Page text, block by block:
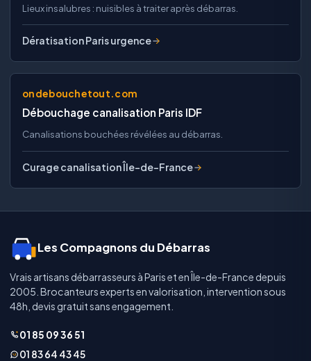
Lieux insalubres : nuisibles à traiter après débarras.
Dératisation Paris urgence
ondebouchetout.com
Débouchage canalisation Paris IDF
Canalisations bouchées révélées au débarras.
Curage canalisation Île-de-France
Les Compagnons du Débarras
Vrais artisans débarrasseurs à Paris et en Île-de-France depuis
2005. Brocanteurs experts en valorisation, intervention sous
48h, devis gratuit sans engagement.
01 85 09 36 51
01 83 64 43 45